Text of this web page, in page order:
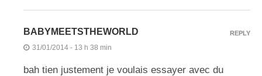
BABYMEETSTHEWORLD
31/01/2014 - 13 h 38 min
bah tien justement je voulais essayer avec du
REPLY